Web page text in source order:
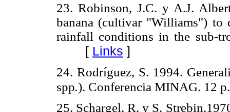
23. Robinson, J.C. y A.J.
banana (cultivar "Williams") to
rainfall conditions in the sub-
[ Links ]
24. Rodríguez, S. 1994.
spp.). Conferencia MINAG. 12 p.
25. Schargel, R. y S.